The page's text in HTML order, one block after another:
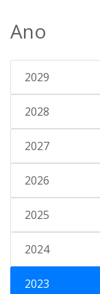
Ano
2029
2028
2027
2026
2025
2024
2023